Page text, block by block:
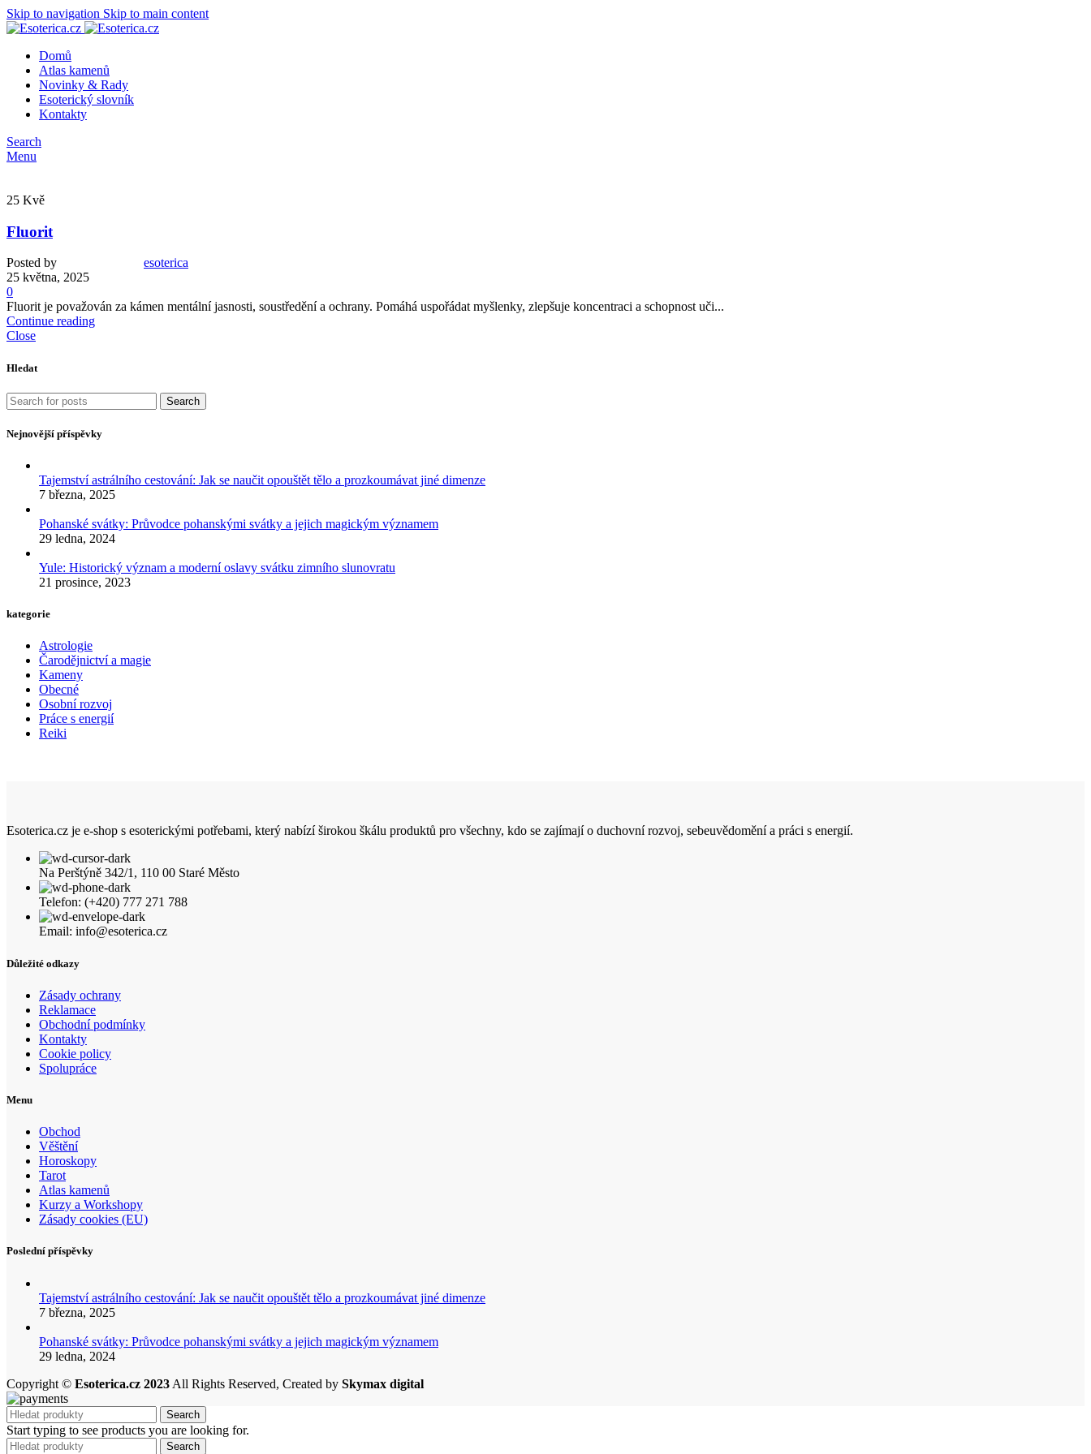
Skip to navigation Skip to main content
Domů
Atlas kamenů
Novinky & Rady
Esoterický slovník
Kontakty
Search
Menu
25 Kvě
Fluorit
Posted by
esoterica
25 května, 2025
0
Fluorit je považován za kámen mentální jasnosti, soustředění a ochrany. Pomáhá uspořádat myšlenky, zlepšuje koncentraci a schopnost uči...
Continue reading
Close
Hledat
Search
Nejnovější příspěvky
Tajemství astrálního cestování: Jak se naučit opouštět tělo a prozkoumávat jiné dimenze
7 března, 2025
Pohanské svátky: Průvodce pohanskými svátky a jejich magickým významem
29 ledna, 2024
Yule: Historický význam a moderní oslavy svátku zimního slunovratu
21 prosince, 2023
kategorie
Astrologie
Čarodějnictví a magie
Kameny
Obecné
Osobní rozvoj
Práce s energií
Reiki
Esoterica.cz je e-shop s esoterickými potřebami, který nabízí širokou škálu produktů pro všechny, kdo se zajímají o duchovní rozvoj, sebeuvědomění a práci s energií.
Na Perštýně 342/1, 110 00 Staré Město
Telefon: (+420) 777 271 788
Email: info@esoterica.cz
Důležité odkazy
Zásady ochrany
Reklamace
Obchodní podmínky
Kontakty
Cookie policy
Spolupráce
Menu
Obchod
Věštění
Horoskopy
Tarot
Atlas kamenů
Kurzy a Workshopy
Zásady cookies (EU)
Poslední příspěvky
Tajemství astrálního cestování: Jak se naučit opouštět tělo a prozkoumávat jiné dimenze
7 března, 2025
Pohanské svátky: Průvodce pohanskými svátky a jejich magickým významem
29 ledna, 2024
Copyright © Esoterica.cz 2023 All Rights Reserved, Created by Skymax digital
Search
Start typing to see products you are looking for.
Search